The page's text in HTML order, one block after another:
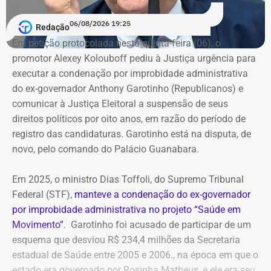
Redação06/08/2026 19:25
Em petição protocolada nesta quinta-feira (06), o
promotor Alexey Kolouboff pediu à Justiça urgência para
executar a condenação por improbidade administrativa
do ex-governador Anthony Garotinho (Republicanos) e
comunicar à Justiça Eleitoral a suspensão de seus
direitos políticos por oito anos, em razão do período de
registro das candidaturas. Garotinho está na disputa, de
novo, pelo comando do Palácio Guanabara.
Em 2025, o ministro Dias Toffoli, do Supremo Tribunal
Federal (STF), manteve a condenação do ex-governador
por improbidade administrativa no projeto “Saúde em
Movimento”. Garotinho foi acusado de participar de um
esquema que desviou R$ 234,4 milhões da Secretaria
estadual de Saúde entre 2005 e 2006., na época em que o